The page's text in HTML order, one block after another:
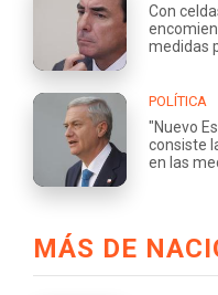
Con
medidas
POLÍTICA
"Nuevo
consiste
en las
MÁS DE